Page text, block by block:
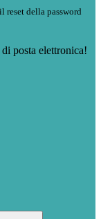
reset della password
posta elettronica!